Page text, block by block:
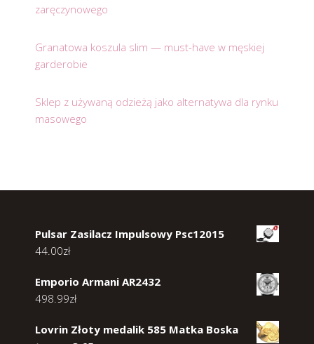
zaręczynowego
Granatowa koszula slim — must-have w męskiej
garderobie
Sklep z używaną odzieżą jako alternatywa dla rynku
masowego
Pulsar Zasilacz Impulsowy Psc12015
44.00zł
Emporio Armani AR2432
498.99zł
Lovrin Złoty medalik 585 Matka Boska